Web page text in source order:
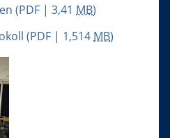
(PDF | 3,41 MB)
(PDF | 1,514 MB)